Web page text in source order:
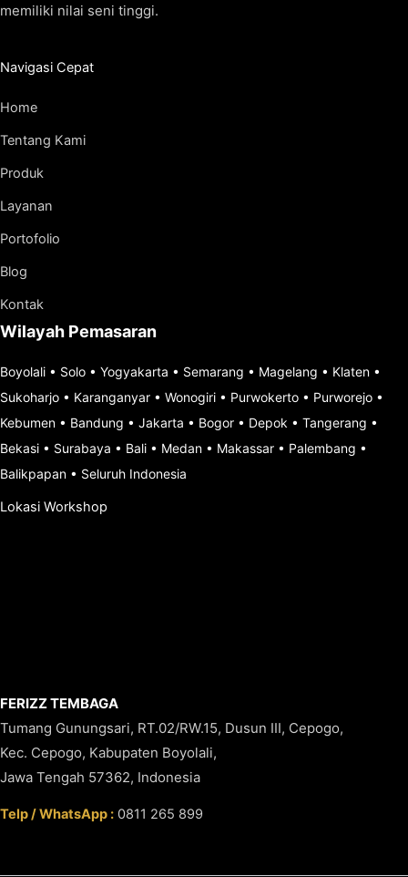
memiliki nilai seni tinggi.
Navigasi Cepat
Home
Tentang Kami
Produk
Layanan
Portofolio
Blog
Kontak
Wilayah Pemasaran
Boyolali • Solo • Yogyakarta • Semarang • Magelang • Klaten •
Sukoharjo • Karanganyar • Wonogiri • Purwokerto • Purworejo •
Kebumen • Bandung • Jakarta • Bogor • Depok • Tangerang •
Bekasi • Surabaya • Bali • Medan • Makassar • Palembang •
Balikpapan • Seluruh Indonesia
Lokasi Workshop
FERIZZ TEMBAGA
Tumang Gunungsari, RT.02/RW.15, Dusun III, Cepogo,
Kec. Cepogo, Kabupaten Boyolali,
Jawa Tengah 57362, Indonesia
Telp / WhatsApp : 0811 265 899